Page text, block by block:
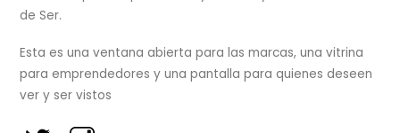
de Ser.
Esta es una ventana abierta para las marcas, una vitrina
para emprendedores y una pantalla para quienes deseen
ver y ser vistos